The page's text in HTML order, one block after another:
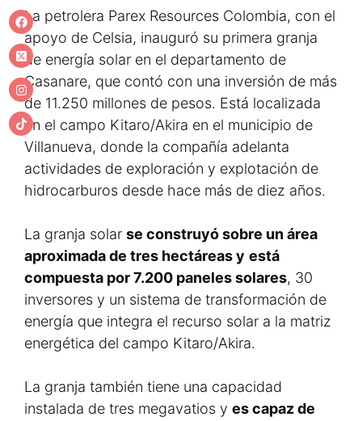
La petrolera Parex Resources Colombia, con el
apoyo de Celsia, inauguró su primera granja
de energía solar en el departamento de
Casanare, que contó con una inversión de más
de 11.250 millones de pesos. Está localizada
en el campo Kitaro/Akira en el municipio de
Villanueva, donde la compañía adelanta
actividades de exploración y explotación de
hidrocarburos desde hace más de diez años.
La granja solar se construyó sobre un área
aproximada de tres hectáreas y está
compuesta por 7.200 paneles solares, 30
inversores y un sistema de transformación de
energía que integra el recurso solar a la matriz
energética del campo Kitaro/Akira.
La granja también tiene una capacidad
instalada de tres megavatios y es capaz de